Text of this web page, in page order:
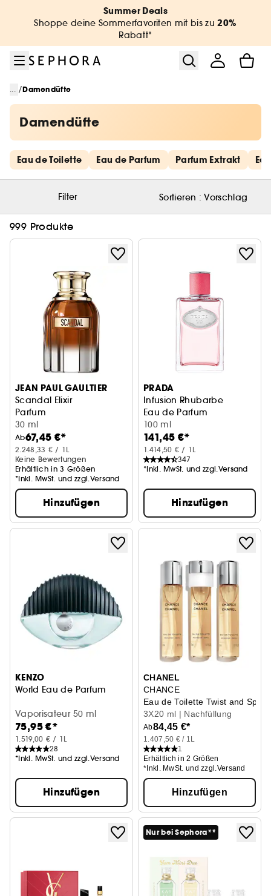
Summer Deals
Shoppe deine Sommerfavoriten mit bis zu20%
Rabatt*
... /Damendüfte
Damendüfte
Schnelllinks überspringen
Eau de Toilette Eau de Parfum Parfum Extrakt
Filter Sortieren :Vorschlag
999 Produkte
JEAN PAUL GAULTIER
Scandal Elixir
Parfum
30 ml
Ab67,45 €*
2.248,33 € / 1L
Keine Bewertungen
Erhältlich in 3 Größen
*Inkl. MwSt. und zzgl.Versand
Hinzufügen
PRADA
Infusion Rhubarbe
Eau de Parfum
100 ml
141,45 €*
1.414,50 € / 1L
347
*Inkl. MwSt. und zzgl.Versand
Hinzufügen
KENZO
World Eau de Parfum
Vaporisateur 50 ml
75,95 €*
1.519,00 € / 1L
28
*Inkl. MwSt. und zzgl.Versand
Hinzufügen
CHANEL
CHANCE
Eau de Toilette Twist and Spray
3X20 ml | Nachfüllung
Ab84,45 €*
1.407,50 € / 1L
1
Erhältlich in 2 Größen
*Inkl. MwSt. und zzgl.Versand
Hinzufügen
Nur bei Sephora**